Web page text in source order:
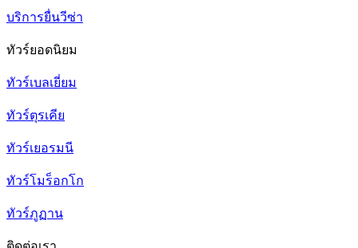
บริการยื่นวีซ่า
ทัวร์ยอดนิยม
ทัวร์เบลเยี่ยม
ทัวร์ตุรเคีย
ทัวร์เยอรมนี
ทัวร์โมร็อกโก
ทัวร์ภูฏาน